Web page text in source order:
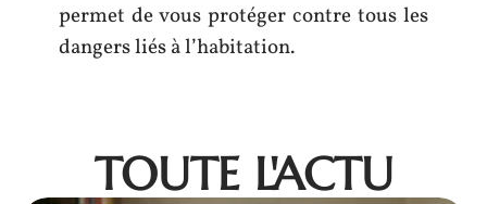
permet de vous protéger contre tous les
dangers liés à l’habitation.
TOUTE L'ACTU